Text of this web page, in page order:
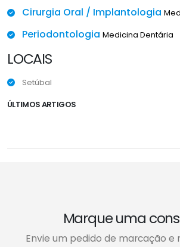
Cirurgia Oral / Implantologia
Periodontologia Medicina Dentária
LOCAIS
Setúbal
ÚLTIMOS ARTIGOS
Marque uma
Envie um pedido de marcação e